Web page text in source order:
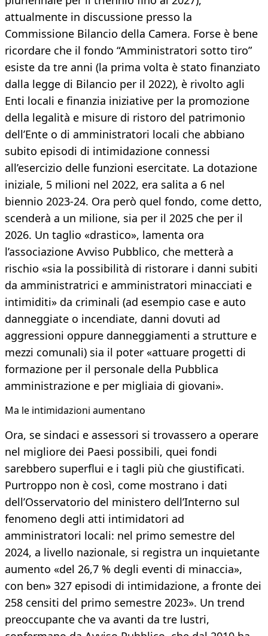
attualmente in discussione presso la
Commissione Bilancio della Camera. Forse è bene
ricordare che il fondo “Amministratori sotto tiro”
esiste da tre anni (la prima volta è stato finanziato
dalla legge di Bilancio per il 2022), è rivolto agli
Enti locali e finanzia iniziative per la promozione
della legalità e misure di ristoro del patrimonio
dell’Ente o di amministratori locali che abbiano
subito episodi di intimidazione connessi
all’esercizio delle funzioni esercitate. La dotazione
iniziale, 5 milioni nel 2022, era salita a 6 nel
biennio 2023-24. Ora però quel fondo, come detto,
scenderà a un milione, sia per il 2025 che per il
2026. Un taglio «drastico», lamenta ora
l’associazione Avviso Pubblico, che metterà a
rischio «sia la possibilità di ristorare i danni subiti
da amministratrici e amministratori minacciati e
intimiditi» da criminali (ad esempio case e auto
danneggiate o incendiate, danni dovuti ad
aggressioni oppure danneggiamenti a strutture e
mezzi comunali) sia il poter «attuare progetti di
formazione per il personale della Pubblica
amministrazione e per migliaia di giovani».
Ma le intimidazioni aumentano
Ora, se sindaci e assessori si trovassero a operare
nel migliore dei Paesi possibili, quei fondi
sarebbero superflui e i tagli più che giustificati.
Purtroppo non è così, come mostrano i dati
dell’Osservatorio del ministero dell’Interno sul
fenomeno degli atti intimidatori ad
amministratori locali: nel primo semestre del
2024, a livello nazionale, si registra un inquietante
aumento «del 26,7 % degli eventi di minaccia»,
con ben» 327 episodi di intimidazione, a fronte dei
258 censiti del primo semestre 2023». Un trend
preoccupante che va avanti da tre lustri,